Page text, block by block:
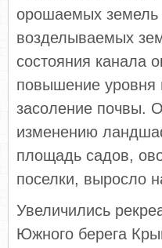
орошаемых земель
возделываемых
состояния канала
повышение уровня
засоление почвы.
изменению
площадь садов,
поселки, выросло
Увеличились
Южного берега